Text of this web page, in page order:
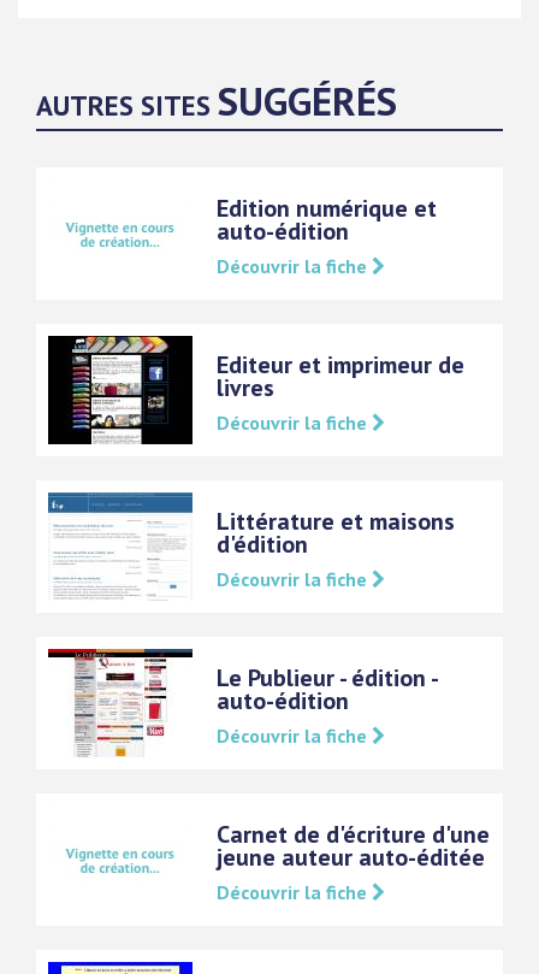
AUTRES SITES SUGGÉRÉS
Edition numérique et
auto-édition
Découvrir la fiche
Editeur et imprimeur de
livres
Découvrir la fiche
Littérature et maisons
d'édition
Découvrir la fiche
Le Publieur - édition -
auto-édition
Découvrir la fiche
Carnet de d'écriture d'une
jeune auteur auto-éditée
Découvrir la fiche